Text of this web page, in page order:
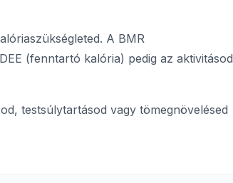
A BMR
(fenntartó kalória) pedig az aktivitásod
testsúlytartásod vagy tömegnövelésed